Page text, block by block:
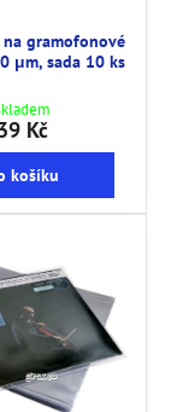
gramofonové
μm, sada 10 ks
Kč
košíku